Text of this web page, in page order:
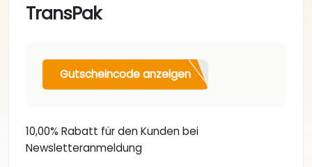
TransPak
Gutscheincode anzeigen
10,00% Rabatt für den Kunden bei
Newsletteranmeldung